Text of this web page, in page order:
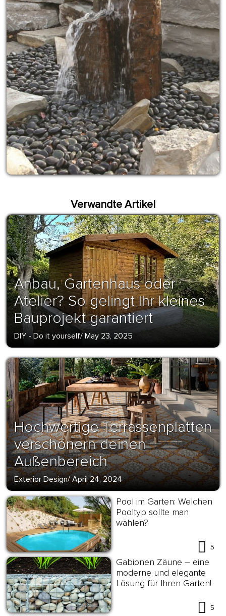
Verwandte Artikel
Anbau, Gartenhaus oder
Atelier? So gelingt Ihr kleines
Bauprojekt garantiert
DIY - Do it yourself/ May 23, 2025
Hochwertige Terrassenplatten
verschönern deinen
Außenbereich
Exterior Design/April 24, 2024
Pool im Garten: Welchen
Pooltyp sollte man
wählen?
5
Gabionen Zäune – eine
moderne und elegante
Lösung für Ihren Garten!
5